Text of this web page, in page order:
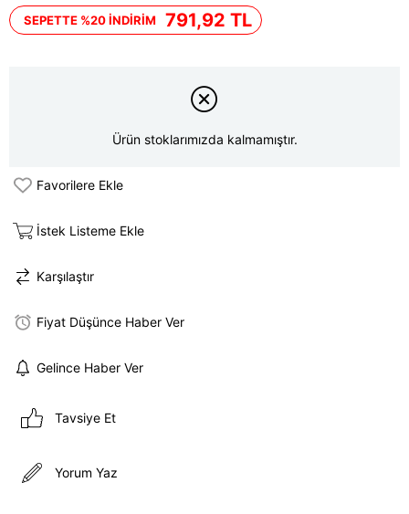
SEPETTE %20 İNDİRİM 791,92 TL
Ürün stoklarımızda kalmamıştır.
Favorilere Ekle
İstek Listeme Ekle
Karşılaştır
Fiyat Düşünce Haber Ver
Gelince Haber Ver
Tavsiye Et
Yorum Yaz